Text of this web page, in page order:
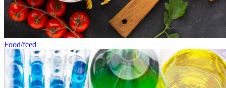
Food/feed